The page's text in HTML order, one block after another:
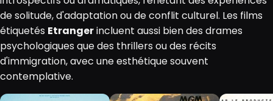
de solitude, d'adaptation ou de conflit culturel. Les films
étiquetés Etrangerincluent aussi bien des drames
psychologiques que des thrillers ou des récits
d'immigration, avec une esthétique souvent
contemplative.